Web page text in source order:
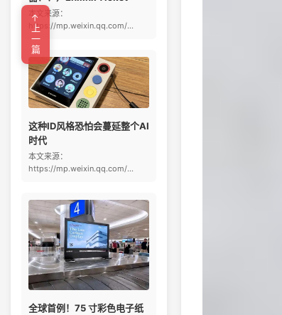
本文来源：
https://mp.weixin.qq.com/...
这种ID风格恐怕会蔓延整个AI
时代
本文来源：
https://mp.weixin.qq.com/...
全球首例！75 寸彩色电子纸
←上一篇